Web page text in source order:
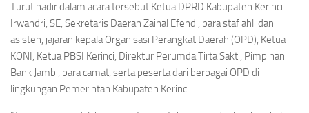
Turut hadir dalam acara tersebut Ketua DPRD Kabupaten Kerinci
Irwandri, SE, Sekretaris Daerah Zainal Efendi, para staf ahli dan
asisten, jajaran kepala Organisasi Perangkat Daerah (OPD), Ketua
KONI, Ketua PBSI Kerinci, Direktur Perumda Tirta Sakti, Pimpinan
Bank Jambi, para camat, serta peserta dari berbagai OPD di
lingkungan Pemerintah Kabupaten Kerinci.